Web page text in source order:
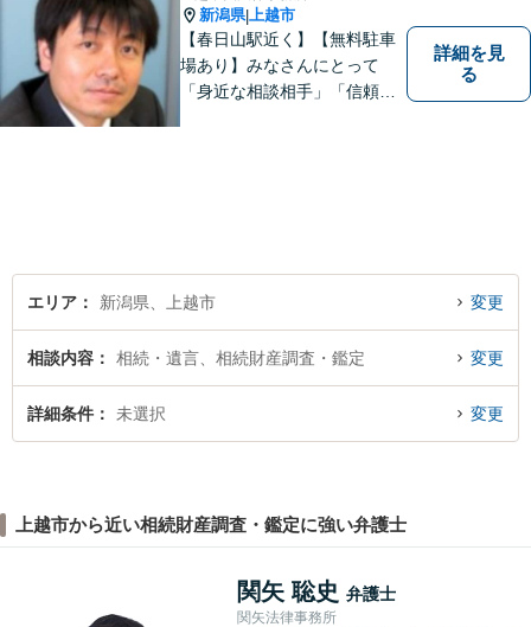
新潟県|上越市
【春日山駅近く】【無料駐車
場あり】みなさんにとって
「身近な相談相手」「信頼で
ください。
詳細を見
る
エリア 新潟県、上越市 変更
相談内容 相続・遺言、相続財産調査・鑑定 変更
詳細条件 未選択 変更
上越市から近い相続財産調査・鑑定に強い弁護士
関矢 聡史 弁護士
関矢法律事務所